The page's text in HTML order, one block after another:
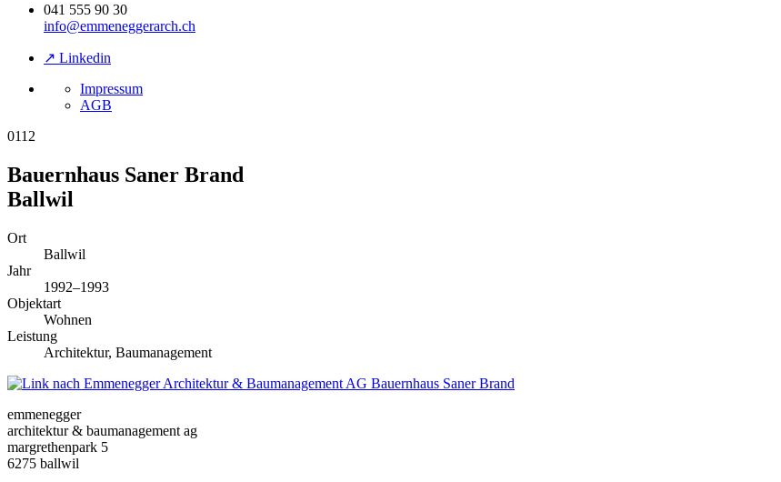
041 555 90 30
info@emmeneggerarch.ch
↗ Linkedin
Impressum
AGB
0112
Bauernhaus Saner Brand
Ballwil
Ort
Ballwil
Jahr
1992–1993
Objektart
Wohnen
Leistung
Architektur, Baumanagement
Bauernhaus Saner Brand
emmenegger
architektur & baumanagement ag
margrethenpark 5
6275 ballwil